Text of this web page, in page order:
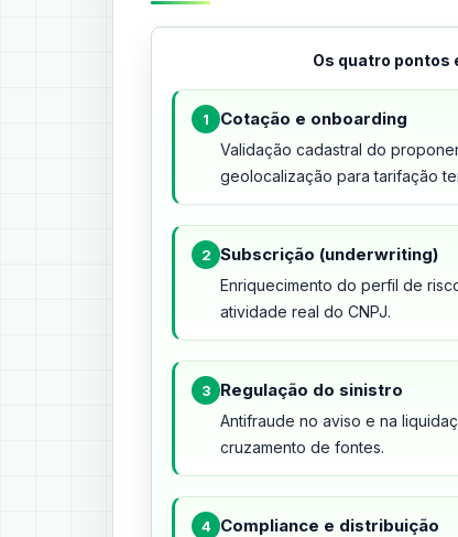
Os quatro pontos
1 Cotação e onboarding
Validação cadastral do
geolocalização para tarifação
2 Subscrição (underwriting)
Enriquecimento do perfil de
atividade real do CNPJ.
3 Regulação do sinistro
Antifraude no aviso e na
cruzamento de fontes.
4 Compliance e distribuição